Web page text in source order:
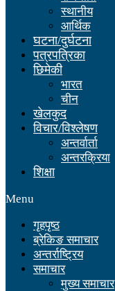
स्थानीय
आर्थिक
घटना/दुर्घटना
पत्रपत्रिका
छिमेकी
भारत
चीन
खेलकुद
विचार/विश्लेषण
अन्तर्वार्ता
अन्तरक्रिया
शिक्षा
Menu
गृहपृष्ठ
ब्रेकिङ समाचार
अन्तर्राष्ट्रिय
समाचार
मुख्य समाचार